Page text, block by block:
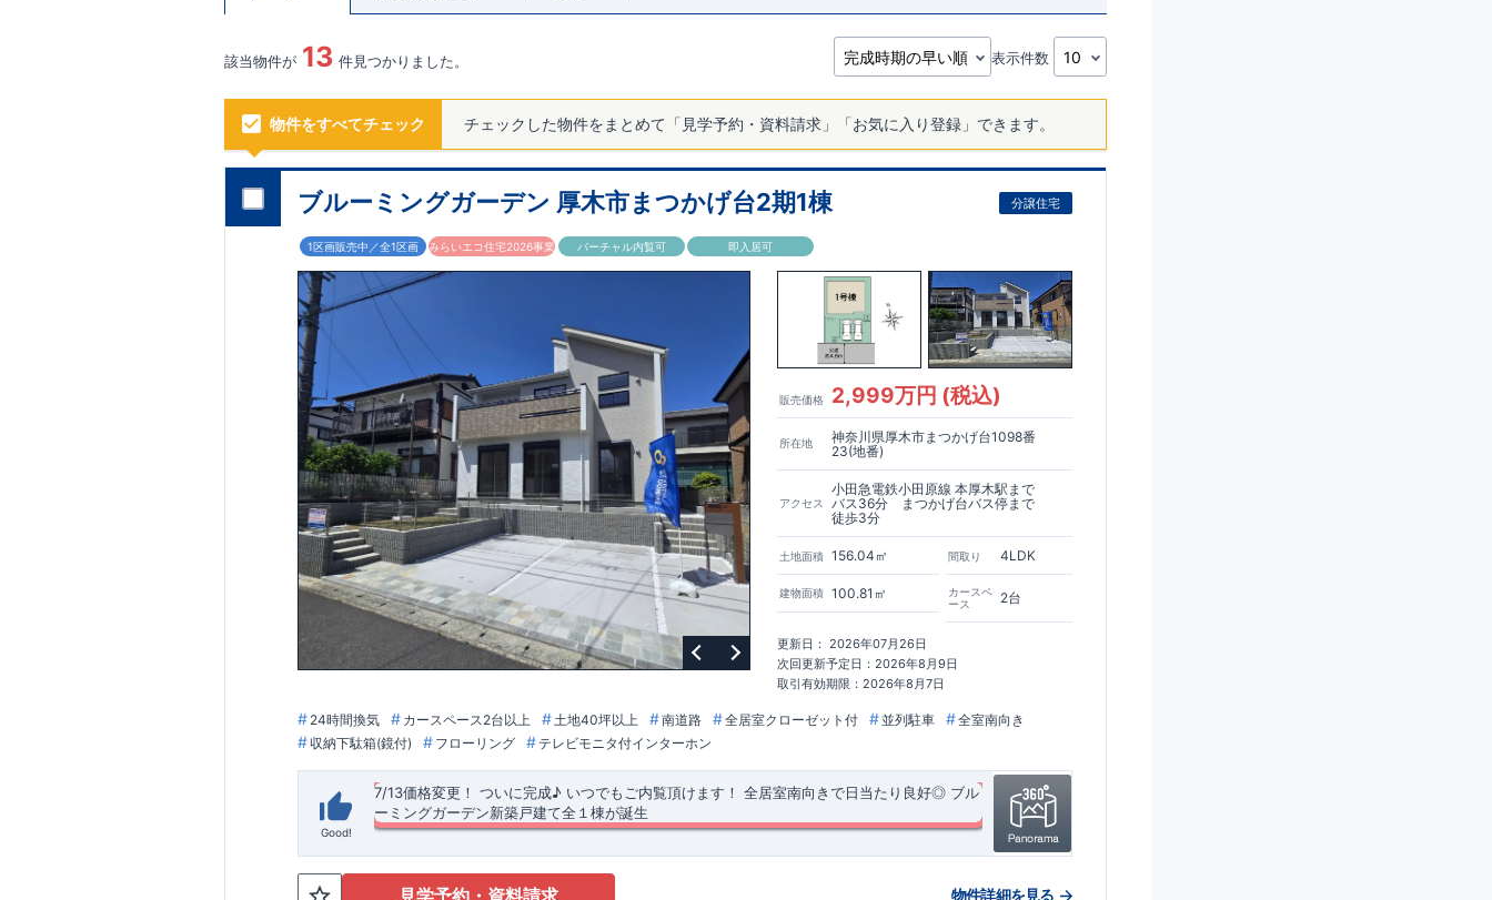
該当物件が 13 件見つかりました。 表示件数
物件をすべてチェック チェックした物件をまとめて「見学予約・資料請求」「お気に入り登録」できます。
ブルーミングガーデン 厚木市まつかげ台2期1棟 分譲住宅
1区画販売中／全1区画 みらいエコ住宅2026事業 バーチャル内覧可 即入居可
販売価格 2,999万円 (税込)
所在地
神奈川県厚木市まつかげ台1098番
23(地番)
アクセス
小田急電鉄小田原線 本厚木駅まで
バス36分 まつかげ台バス停まで
徒歩3分
土地面積 156.04㎡
建物面積 100.81㎡
間取り 4LDK
カースペ
ース
2台
更新日： 2026年07月26日
次回更新予定日：2026年8月9日
取引有効期限：2026年8月7日
24時間換気 カースペース2台以上 土地40坪以上 南道路 全居室クローゼット付 並列駐車
全室南向き
収納下駄箱(鏡付)
フローリング テレビモニタ付インターホン
Good!
7/13価格変更！ ついに完成♪ いつでもご内覧頂けます！ 全居室南向きで日当たり良好◎ ブル
ーミングガーデン新築戸建て全１棟が誕生
日当たり良好な物件です◎ カースペース並列２台分！、４LDK ​ ​バス停「まつかげ台」まで徒
歩約3分！ ​ おしゃれな折上天井をリビングと主寝室に採用！（リビング：見せ梁付き折上天物件詳細を見る